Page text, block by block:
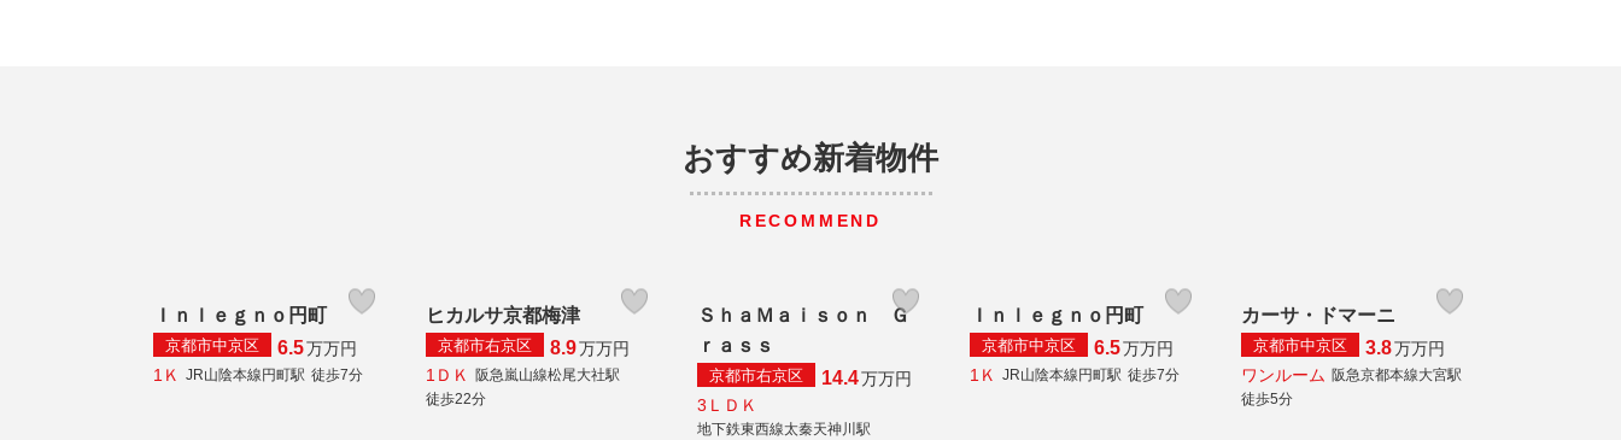
おすすめ新着物件
RECOMMEND
Ｉｎｌｅｇｎｏ円町
京都市中京区 6.5万万円
1Ｋ
JR山陰本線円町駅 徒歩7分
ヒカルサ京都梅津
京都市右京区 8.9万万円
1ＤＫ
阪急嵐山線松尾大社駅
徒歩22分
ＳｈａＭａｉｓｏｎ Ｇ
ｒａｓｓ
京都市右京区 14.4万万円
3ＬＤＫ
地下鉄東西線太秦天神川駅
Ｉｎｌｅｇｎｏ円町
京都市中京区 6.5万万円
1Ｋ
JR山陰本線円町駅 徒歩7分
カーサ・ドマーニ
京都市中京区 3.8万万円
ワンルーム 阪急京都本線大宮駅
徒歩5分